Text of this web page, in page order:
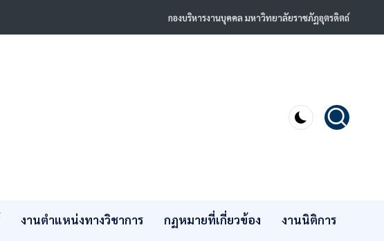
กองบริหารงานบุคคล มหาวิทยาลัยราชภัฏอุตรดิตถ์
งานตำแหน่งทางวิชาการ กฏหมายที่เกี่ยวข้อง งานนิติการ